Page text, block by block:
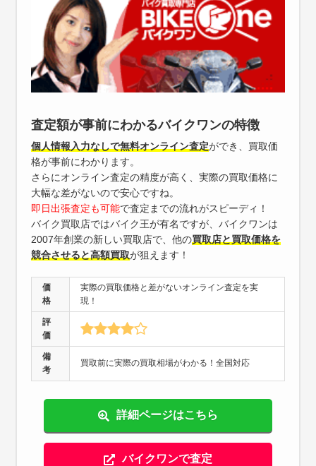
査定額が事前にわかるバイクワンの特徴
個人情報入力なしで無料オンライン査定ができ、買取価
格が事前にわかります。
さらにオンライン査定の精度が高く、実際の買取価格に
大幅な差がないので安心ですね。
即日出張査定も可能で査定までの流れがスピーディ！
バイク買取店ではバイク王が有名ですが、バイクワンは
2007年創業の新しい買取店で、他の買取店と買取価格を
競合させると高額買取が狙えます！
価
格
実際の買取価格と差がないオンライン査定を実
現！
評
価
備
考
買取前に実際の買取相場がわかる！全国対応
詳細ページはこちら
バイクワンで査定